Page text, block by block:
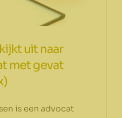
is een advocat
uit naar
met gevat